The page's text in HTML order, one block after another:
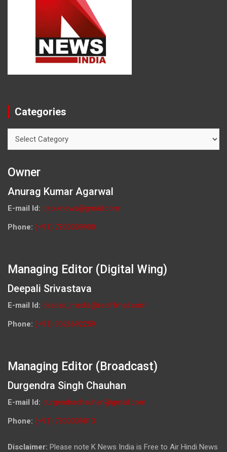
Categories
Owner
Anurag Kumar Agarwal
E-mail Id: ceo.knews@gmail.com
Phone: (+91) 7800009900
Managing Editor (Digital Wing)
Deepali Srivastava
E-mail Id: deepali_media@rediffmail.com
Phone: (+91) 9026692259
Managing Editor (Broadcast)
Durgendra Singh Chauhan
E-mail Id: durgendrachauhan@gmail.com
Phone: (+91) 7800009813
Disclaimer: Please note K News India is Free to Air Hindi News